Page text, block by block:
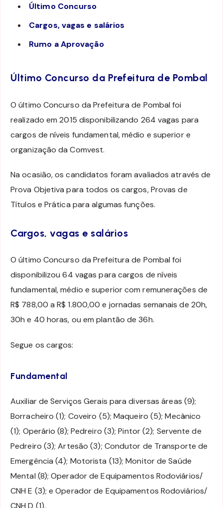
Último Concurso
Cargos, vagas e salários
Rumo a Aprovação
Último Concurso da Prefeitura de Pombal
O último Concurso da Prefeitura de Pombal foi
realizado em 2015 disponibilizando 264 vagas para
cargos de níveis fundamental, médio e superior e
organização da Comvest.
Na ocasião, os candidatos foram avaliados através de
Prova Objetiva para todos os cargos, Provas de
Títulos e Prática para algumas funções.
Cargos, vagas e salários
O último Concurso da Prefeitura de Pombal foi
disponibilizou 64 vagas para cargos de níveis
fundamental, médio e superior com remunerações de
R$ 788,00 a R$ 1.800,00 e jornadas semanais de 20h,
30h e 40 horas, ou em plantão de 36h.
Segue os cargos:
Fundamental
Auxiliar de Serviços Gerais para diversas áreas (9);
Borracheiro (1); Coveiro (5); Maqueiro (5); Mecânico
(1); Operário (8); Pedreiro (3); Pintor (2); Servente de
Pedreiro (3); Artesão (3); Condutor de Transporte de
Emergência (4); Motorista (13); Monitor de Saúde
Mental (8); Operador de Equipamentos Rodoviários/
CNH E (3); e Operador de Equipamentos Rodoviários/
CNH D (1).